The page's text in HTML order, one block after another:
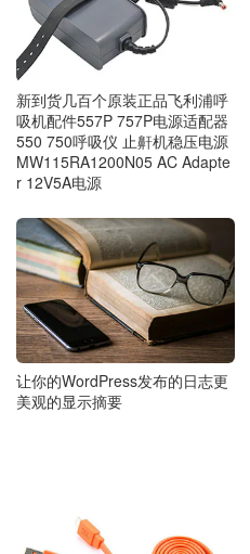
新到货几百个原装正品飞利浦呼
吸机配件557P 757P电源适配器
550 750呼吸仪 止鼾机稳压电源
MW115RA1200N05 AC Adapte
r 12V5A电源
让你的WordPress发布的日志更
美观的显示摘要